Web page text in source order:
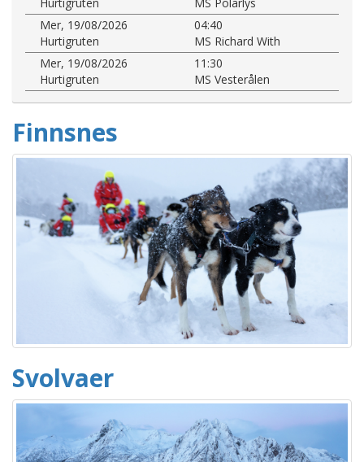
Mer, 19/08/2026
04:40
Hurtigruten
MS Richard With
Mer, 19/08/2026
11:30
Hurtigruten
MS Vesterålen
Finnsnes
Svolvaer